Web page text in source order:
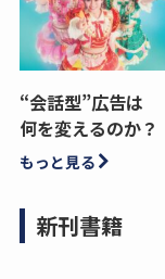
“会話型”広告は
何を変えるのか？
もっと見る
新刊書籍